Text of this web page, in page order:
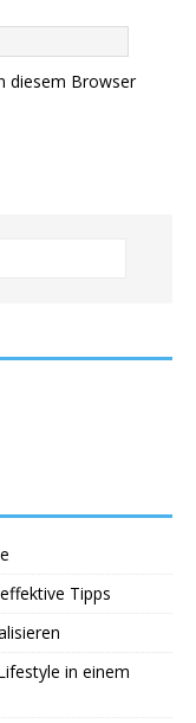
diesem Browser
Tipps
in einem